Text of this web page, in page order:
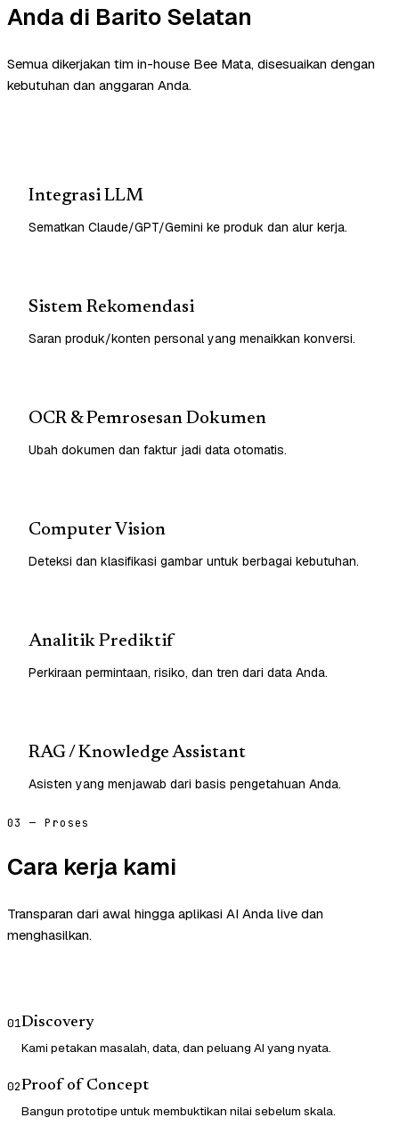
Anda di Barito Selatan
Semua dikerjakan tim in-house Bee Mata, disesuaikan dengan
kebutuhan dan anggaran Anda.
Integrasi LLM
Sematkan Claude/GPT/Gemini ke produk dan alur kerja.
Sistem Rekomendasi
Saran produk/konten personal yang menaikkan konversi.
OCR & Pemrosesan Dokumen
Ubah dokumen dan faktur jadi data otomatis.
Computer Vision
Deteksi dan klasifikasi gambar untuk berbagai kebutuhan.
Analitik Prediktif
Perkiraan permintaan, risiko, dan tren dari data Anda.
RAG / Knowledge Assistant
Asisten yang menjawab dari basis pengetahuan Anda.
03 — Proses
Cara kerja kami
Transparan dari awal hingga aplikasi AI Anda live dan
menghasilkan.
01Discovery
Kami petakan masalah, data, dan peluang AI yang nyata.
02Proof of Concept
Bangun prototipe untuk membuktikan nilai sebelum skala.